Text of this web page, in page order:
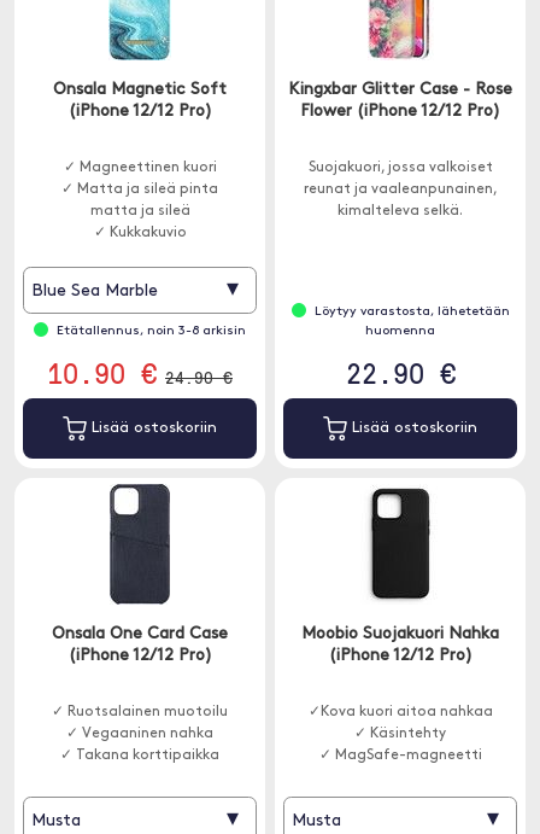
Onsala Magnetic Soft
(iPhone 12/12 Pro)
✓ Magneettinen kuori
✓ Matta ja sileä pinta
matta ja sileä
✓ Kukkakuvio
Blue Sea Marble ▾
Etätallennus, noin 3-8 arkisin
10.90 € 24.90 €
Lisää ostoskoriin
Kingxbar Glitter Case - Rose
Flower (iPhone 12/12 Pro)
Suojakuori, jossa valkoiset
reunat ja vaaleanpunainen,
kimalteleva selkä.
Löytyy varastosta, lähetetään
huomenna
22.90 €
Lisää ostoskoriin
Onsala One Card Case
(iPhone 12/12 Pro)
✓ Ruotsalainen muotoilu
✓ Vegaaninen nahka
✓ Takana korttipaikka
Musta ▾
Moobio Suojakuori Nahka
(iPhone 12/12 Pro)
✓Kova kuori aitoa nahkaa
✓ Käsintehty
✓ MagSafe-magneetti
Musta ▾